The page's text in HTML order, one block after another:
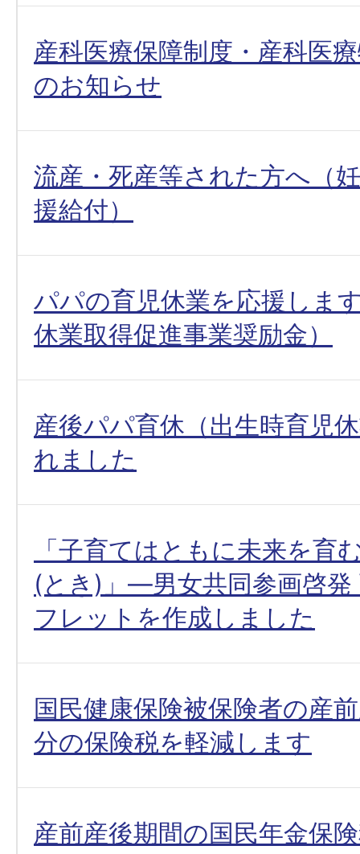
産科医療保障制度・産科医
のお知らせ
流産・死産等された方へ（
援給付）
パパの育児休業を応援しま
休業取得促進事業奨励金）
産後パパ育休（出生時育児
れました
「子育てはともに未来を育
(とき)」―男女共同参画啓発
フレットを作成しました
国民健康保険被保険者の産
分の保険税を軽減します
産前産後期間の国民年金保